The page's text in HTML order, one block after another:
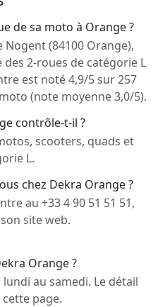
de sa moto à Orange ?
Nogent (84100 Orange),
2-roues de catégorie L
est noté 4,9/5 sur 257
(note moyenne 3,0/5).
contrôle-t-il ?
scooters, quads et
L.
chez Dekra Orange ?
au +33 4 90 51 51 51,
site web.
Orange ?
au samedi. Le détail
page.